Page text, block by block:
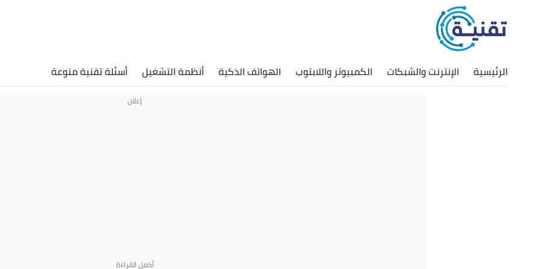
الرئيسية الإنترنت والشبكات الكمبيوتر واللابتوب الهواتف الذكية أنظمة التشغيل أسئلة تقنية منوعة